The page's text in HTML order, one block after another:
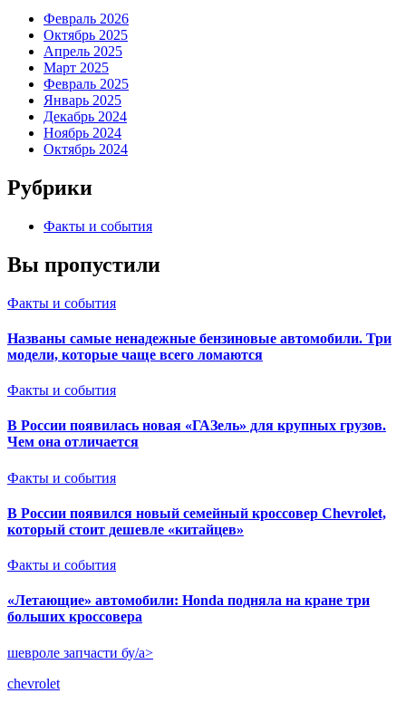
Февраль 2026
Октябрь 2025
Апрель 2025
Март 2025
Февраль 2025
Январь 2025
Декабрь 2024
Ноябрь 2024
Октябрь 2024
Рубрики
Факты и события
Вы пропустили
Факты и события
Названы самые ненадежные бензиновые автомобили. Три
модели, которые чаще всего ломаются
Факты и события
В России появилась новая «ГАЗель» для крупных грузов.
Чем она отличается
Факты и события
В России появился новый семейный кроссовер Chevrolet,
который стоит дешевле «китайцев»
Факты и события
«Летающие» автомобили: Honda подняла на кране три
больших кроссовера
шевроле запчасти бу/a>
chevrolet